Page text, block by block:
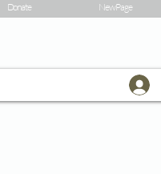
Donate New Page